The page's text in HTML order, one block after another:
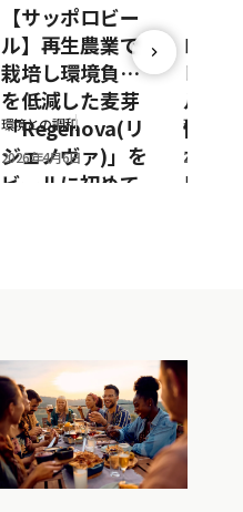
【サッポロビー
ル】再生農業で
栽培し環境負荷
を低減した麦芽
「Regenova(リ
ジェノヴァ)」を
ビールに初めて
環境との調和
2026年4月6日
ロフ
レッ
ルto
働に
ボト
用を
環境との
2026年3